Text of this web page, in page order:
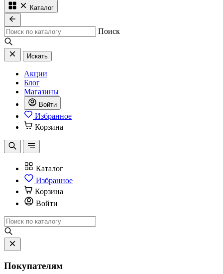
Каталог
Поиск
Искать
Акции
Блог
Магазины
Войти
Избранное
Корзина
Каталог
Избранное
Корзина
Войти
Покупателям